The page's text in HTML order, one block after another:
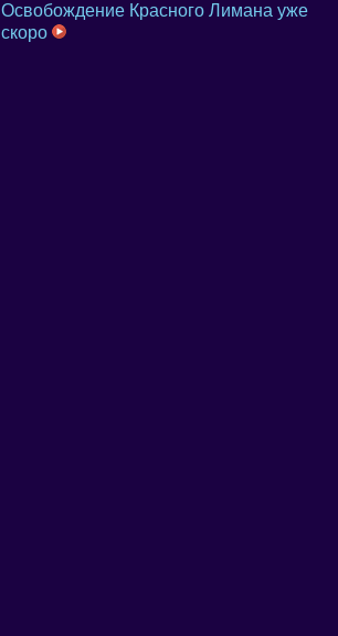
Освобождение Красного Лимана уже
скоро